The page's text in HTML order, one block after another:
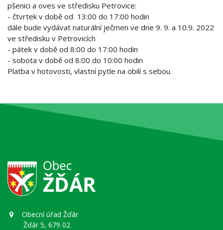
pšenici a oves ve středisku Petrovice:
- čtvrtek v době od 13:00 do 17:00 hodin
dále bude vydávat naturální ječmen ve dne 9. 9. a 10.9. 2022
ve středisku v Petrovicích
- pátek v době od 8:00 do 17:00 hodin
- sobota v době od 8:00 do 10:00 hodin
Platba v hotovosti, vlastní pytle na obilí s sebou.
Obecní úřad Žďár
Žďár 5, 679 02